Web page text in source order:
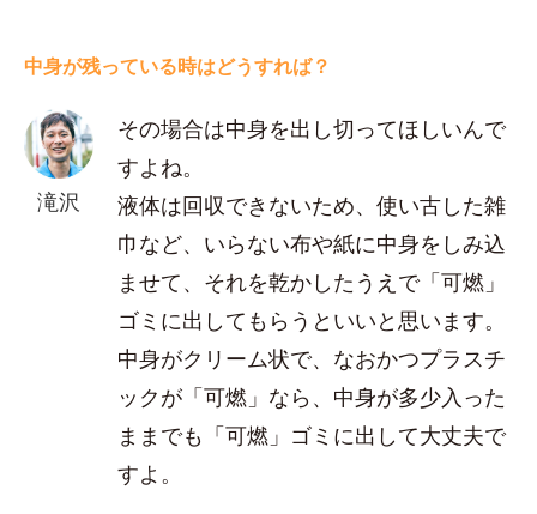
中身が残っている時はどうすれば？
滝沢
その場合は中身を出し切ってほしいんで
すよね。
液体は回収できないため、使い古した雑
巾など、いらない布や紙に中身をしみ込
ませて、それを乾かしたうえで「可燃」
ゴミに出してもらうといいと思います。
中身がクリーム状で、なおかつプラスチ
ックが「可燃」なら、中身が多少入った
ままでも「可燃」ゴミに出して大丈夫で
すよ。